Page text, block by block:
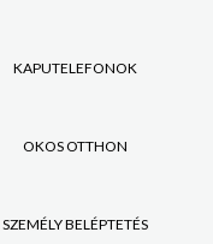
KAPUTELEFONOK
OKOS OTTHON
SZEMÉLY BELÉPTETÉS